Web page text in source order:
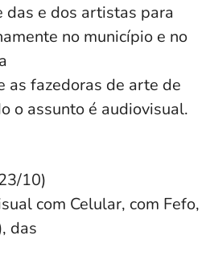
e dos artistas para
no município e no
as fazedoras de arte de
o assunto é audiovisual.
10)
com Celular, com Fefo,
das